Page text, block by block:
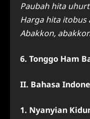
Paubah hita
Harga hita itobus
Abakkon,
6. Tonggo Ham
II. Bahasa
1. Nyanyian